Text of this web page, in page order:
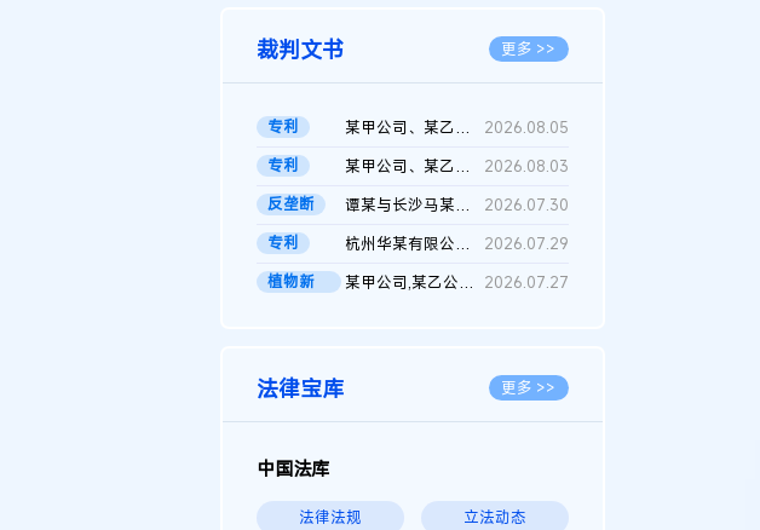
裁判文书 更多 >>
专利 某甲公司、某乙公司、某丙公司申请诉前行为保全复议裁定书
2026.08.05
专利
某甲公司、某乙公司、官某与某丙公司专利申请权权属纠纷 二审判决...
2026.08.03
反垄断
谭某与长沙马某堆农产品股份有限公司滥用市场支配地位纠纷二审裁...
2026.07.30
专利
杭州华某有限公司与菲某有限公司侵害发明专利权纠纷
2026.07.29
植物新
某甲公司,某乙公司,某门市部,某丙公司植物新品种临时保护期使用费... 2026.07.27
法律宝库 更多 >>
中国法库
法律法规 立法动态